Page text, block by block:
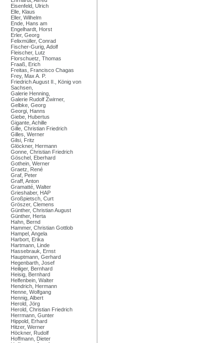
Eisenfeld, Ulrich
Elle, Klaus
Eller, Wilhelm
Ende, Hans am
Engelhardt, Horst
Erler, Georg
Felixmüller, Conrad
Fischer-Gurig, Adolf
Fleischer, Lutz
Florschuetz, Thomas
Fraaß, Erich
Freitas, Francisco Chagas
Frey, Max A. P.
Friedrich August II., König von
Sachsen,
Galerie Henning,
Galerie Rudolf Zwirner,
Gelbke, Georg
Georgi, Hanns
Giebe, Hubertus
Gigante, Achille
Gille, Christian Friedrich
Gilles, Werner
Gilsi, Fritz
Glöckner, Hermann
Gonne, Christian Friedrich
Göschel, Eberhard
Gothein, Werner
Graetz, René
Graf, Peter
Graff, Anton
Gramatté, Walter
Grieshaber, HAP
Großpietsch, Curt
Gröszer, Clemens
Günther, Christian August
Günther, Herta
Hahn, Bernd
Hammer, Christian Gottlob
Hampel, Angela
Harbort, Erika
Hartmann, Linde
Hassebrauk, Ernst
Hauptmann, Gerhard
Hegenbarth, Josef
Heiliger, Bernhard
Heisig, Bernhard
Helfenbein, Walter
Hendrich, Hermann
Henne, Wolfgang
Hennig, Albert
Herold, Jörg
Herold, Christian Friedrich
Herrmann, Gunter
Hippold, Erhard
Hitzer, Werner
Höckner, Rudolf
Hoffmann, Dieter